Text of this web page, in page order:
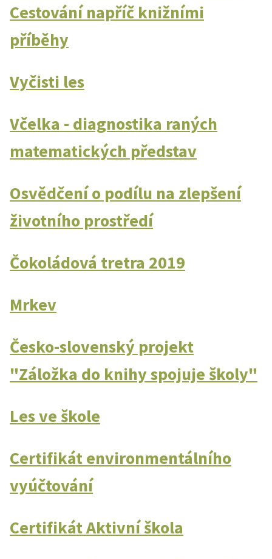
Cestování napříč knižními
příběhy
Vyčisti les
Včelka - diagnostika raných
matematických představ
Osvědčení o podílu na zlepšení
životního prostředí
Čokoládová tretra 2019
Mrkev
Česko-slovenský projekt
"Záložka do knihy spojuje školy"
Les ve škole
Certifikát environmentálního
vyúčtování
Certifikát Aktivní škola